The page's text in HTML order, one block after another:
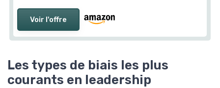
Voir l'offre
Les types de biais les plus
courants en leadership